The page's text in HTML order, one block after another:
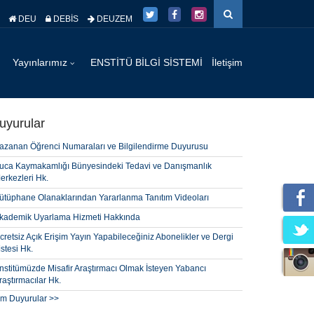
DEU DEBİS DEUZEM
Yayınlarımız ENSTİTÜ BİLGİ SİSTEMİ İletişim
Öğrenci Numaraları ve Bilgilendirme Duyurusu
Kaymakamlığı Bünyesindeki Tedavi ve Danışmanlık
Hk.
Olanaklarından Yararlanma Tanıtım Videoları
Uyarlama Hizmeti Hakkında
Açık Erişim Yayın Yapabileceğiniz Abonelikler ve Dergi
Hk.
Misafir Araştırmacı Olmak İsteyen Yabancı
Hk.
Kütüphanecilik Uygulamaları Hk.
Duyurular >>